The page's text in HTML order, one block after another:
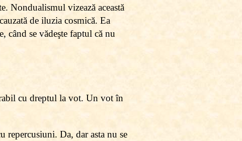
Nondualismul vizează această
de iluzia cosmică. Ea
când se vădeşte faptul că nu
cu dreptul la vot. Un vot în
repercusiuni. Da, dar asta nu se